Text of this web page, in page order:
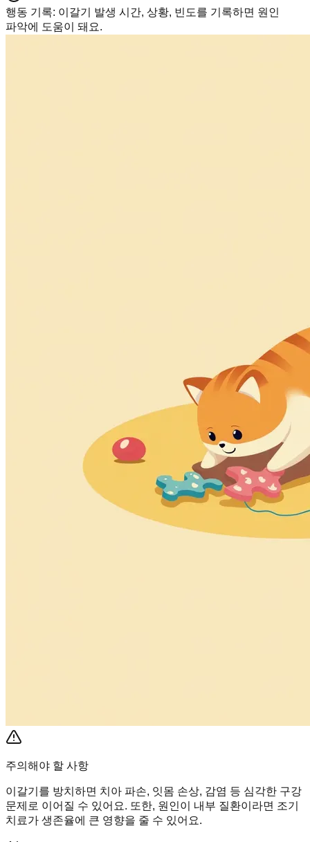
행동 기록: 이갈기 발생 시간, 상황, 빈도를 기록하면 원인
파악에 도움이 돼요.
주의해야 할 사항
이갈기를 방치하면 치아 파손, 잇몸 손상, 감염 등 심각한 구강
문제로 이어질 수 있어요. 또한, 원인이 내부 질환이라면 조기
치료가 생존율에 큰 영향을 줄 수 있어요.